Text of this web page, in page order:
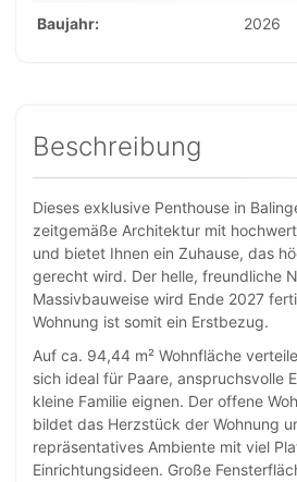
Baujahr 2026
Beschreibung
Dieses exklusive Penthouse in
zeitgemäße Architektur mit
und bietet Ihnen ein Zuhause, das
gerecht wird. Der helle, freundliche
Massivbauweise wird Ende 2027
Wohnung ist somit ein Erstbezug.
Auf ca. 94,44 m² Wohnfläche
sich ideal für Paare, anspruchsvolle
kleine Familie eignen. Der offene
bildet das Herzstück der Wohnung
repräsentatives Ambiente mit viel
Einrichtungsideen. Große